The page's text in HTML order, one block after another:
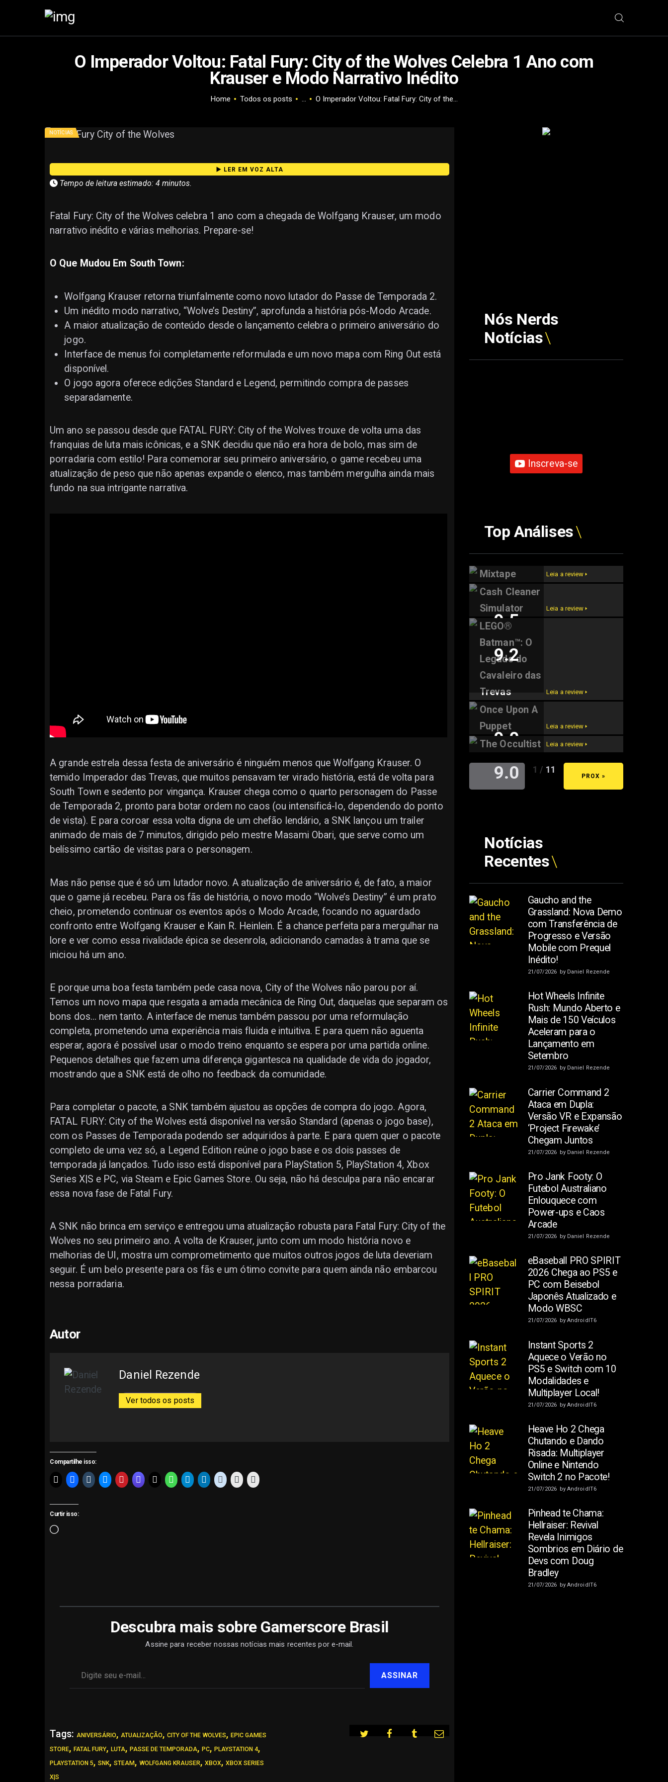
O Imperador Voltou: Fatal Fury: City of the Wolves Celebra 1 Ano com
Krauser e Modo Narrativo Inédito
Home Todos os posts ... O Imperador Voltou: Fatal Fury: City of the...
NOTÍCIAS
▶️ LER EM VOZ ALTA
Tempo de leitura estimado: 4 minutos.
Fatal Fury: City of the Wolves celebra 1 ano com a chegada de Wolfgang Krauser, um modo
narrativo inédito e várias melhorias. Prepare-se!
O Que Mudou Em South Town:
Wolfgang Krauser retorna triunfalmente como novo lutador do Passe de Temporada 2.
Um inédito modo narrativo, “Wolve’s Destiny”, aprofunda a história pós-Modo Arcade.
A maior atualização de conteúdo desde o lançamento celebra o primeiro aniversário do
jogo.
Interface de menus foi completamente reformulada e um novo mapa com Ring Out está
disponível.
O jogo agora oferece edições Standard e Legend, permitindo compra de passes
separadamente.
Um ano se passou desde que FATAL FURY: City of the Wolves trouxe de volta uma das
franquias de luta mais icônicas, e a SNK decidiu que não era hora de bolo, mas sim de
porradaria com estilo! Para comemorar seu primeiro aniversário, o game recebeu uma
atualização de peso que não apenas expande o elenco, mas também mergulha ainda mais
fundo na sua intrigante narrativa.
A grande estrela dessa festa de aniversário é ninguém menos que Wolfgang Krauser. O
temido Imperador das Trevas, que muitos pensavam ter virado história, está de volta para
South Town e sedento por vingança. Krauser chega como o quarto personagem do Passe
de Temporada 2, pronto para botar ordem no caos (ou intensificá-lo, dependendo do ponto
de vista). E para coroar essa volta digna de um chefão lendário, a SNK lançou um trailer
animado de mais de 7 minutos, dirigido pelo mestre Masami Obari, que serve como um
belíssimo cartão de visitas para o personagem.
Mas não pense que é só um lutador novo. A atualização de aniversário é, de fato, a maior
que o game já recebeu. Para os fãs de história, o novo modo “Wolve’s Destiny” é um prato
cheio, prometendo continuar os eventos após o Modo Arcade, focando no aguardado
confronto entre Wolfgang Krauser e Kain R. Heinlein. É a chance perfeita para mergulhar na
lore e ver como essa rivalidade épica se desenrola, adicionando camadas à trama que se
iniciou há um ano.
E porque uma boa festa também pede casa nova, City of the Wolves não parou por aí.
Temos um novo mapa que resgata a amada mecânica de Ring Out, daquelas que separam os
bons dos… nem tanto. A interface de menus também passou por uma reformulação
completa, prometendo uma experiência mais fluida e intuitiva. E para quem não aguenta
esperar, agora é possível usar o modo treino enquanto se espera por uma partida online.
Pequenos detalhes que fazem uma diferença gigantesca na qualidade de vida do jogador,
mostrando que a SNK está de olho no feedback da comunidade.
Para completar o pacote, a SNK também ajustou as opções de compra do jogo. Agora,
FATAL FURY: City of the Wolves está disponível na versão Standard (apenas o jogo base),
com os Passes de Temporada podendo ser adquiridos à parte. E para quem quer o pacote
completo de uma vez só, a Legend Edition reúne o jogo base e os dois passes de
temporada já lançados. Tudo isso está disponível para PlayStation 5, PlayStation 4, Xbox
Series X|S e PC, via Steam e Epic Games Store. Ou seja, não há desculpa para não encarar
essa nova fase de Fatal Fury.
A SNK não brinca em serviço e entregou uma atualização robusta para Fatal Fury: City of the
Wolves no seu primeiro ano. A volta de Krauser, junto com um modo história novo e
melhorias de UI, mostra um comprometimento que muitos outros jogos de luta deveriam
seguir. É um belo presente para os fãs e um ótimo convite para quem ainda não embarcou
nessa porradaria.
Autor
Daniel Rezende
Ver todos os posts
Compartilhe isso:
Curtir isso:
Descubra mais sobre Gamerscore Brasil
Assine para receber nossas notícias mais recentes por e-mail.
ASSINAR
Tags: ANIVERSÁRIO, ATUALIZAÇÃO, CITY OF THE WOLVES, EPIC GAMES
STORE, FATAL FURY, LUTA, PASSE DE TEMPORADA, PC, PLAYSTATION 4,
PLAYSTATION 5, SNK, STEAM, WOLFGANG KRAUSER, XBOX, XBOX SERIES
X|S
Nós Nerds
Notícias
Inscreva-se
Top Análises
Mixtape
9.6
Leia a review 🢒
Cash Cleaner
Simulator
9.5
Leia a review 🢒
LEGO®
Batman™: O
Legado do
Cavaleiro das
Trevas
9.2
Leia a review 🢒
Once Upon A
Puppet
9.0
Leia a review 🢒
The Occultist
9.0
Leia a review 🢒
« ANT
1 / 11
PROX »
Notícias
Recentes
Gaucho and the
Grassland: Nova Demo
com Transferência de
Progresso e Versão
Mobile com Prequel
Inédito!
21/07/2026 by Daniel Rezende
Hot Wheels Infinite
Rush: Mundo Aberto e
Mais de 150 Veículos
Aceleram para o
Lançamento em
Setembro
21/07/2026 by Daniel Rezende
Carrier Command 2
Ataca em Dupla:
Versão VR e Expansão
‘Project Firewake’
Chegam Juntos
21/07/2026 by Daniel Rezende
Pro Jank Footy: O
Futebol Australiano
Enlouquece com
Power-ups e Caos
Arcade
21/07/2026 by Daniel Rezende
eBaseball PRO SPIRIT
2026 Chega ao PS5 e
PC com Beisebol
Japonês Atualizado e
Modo WBSC
21/07/2026 by AndroidIT6
Instant Sports 2
Aquece o Verão no
PS5 e Switch com 10
Modalidades e
Multiplayer Local!
21/07/2026 by AndroidIT6
Heave Ho 2 Chega
Chutando e Dando
Risada: Multiplayer
Online e Nintendo
Switch 2 no Pacote!
21/07/2026 by AndroidIT6
Pinhead te Chama:
Hellraiser: Revival
Revela Inimigos
Sombrios em Diário de
Devs com Doug
Bradley
21/07/2026 by AndroidIT6